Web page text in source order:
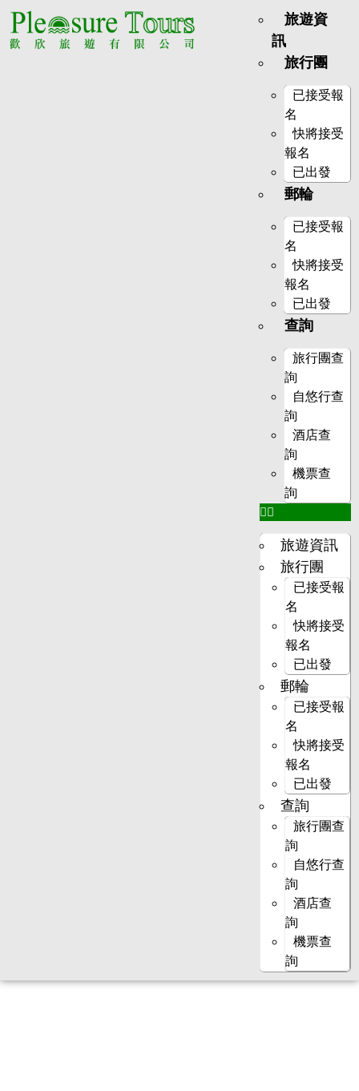
旅遊資
訊
旅行團
已接受報
名
快將接受
報名
已出發
郵輪
已接受報
名
快將接受
報名
已出發
查詢
旅行團查
詢
自悠行查
詢
酒店查
詢
機票查
詢
旅遊資訊
旅行團
已接受報
名
快將接受
報名
已出發
郵輪
已接受報
名
快將接受
報名
已出發
查詢
旅行團查
詢
自悠行查
詢
酒店查
詢
機票查
詢